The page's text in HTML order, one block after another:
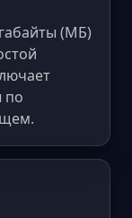
(МБ)
по